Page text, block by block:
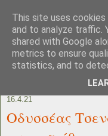
16.4.21
Οδυσσέας
This site uses
and to analyze traffic.
shared with Google
metrics to ensure
statistics, and to